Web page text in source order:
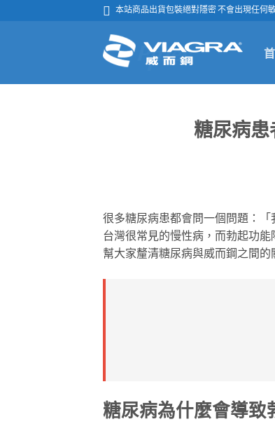
 本站商品出貨包裝絕對隱密 不會出現任何
糖尿病
很多糖尿病患都會問一個問題：
台灣很常見的慢性病，而勃起功
幫大家釐清糖尿病與威而鋼之間的
糖尿病為什麼會導致